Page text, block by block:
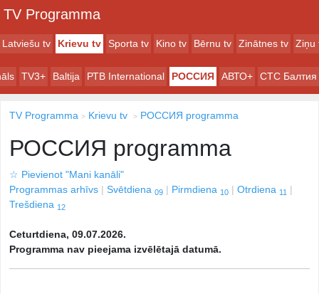
TV Programma
Latviešu tv Krievu tv Sporta tv Kino tv Bērnu tv Zinātnes tv Ziņu
TV3+ Baltija РТB International РОССИЯ АВТО+ СТС Балтия
TV Programma Krievu tv РОССИЯ programma
РОССИЯ programma
☆ Pievienot "Mani kanāli"
Programmas arhīvs
Svētdiena 09 Pirmdiena 10 Otrdiena 11
Trešdiena 12
Ceturtdiena, 09.07.2026.
Programma nav pieejama izvēlētajā datumā.